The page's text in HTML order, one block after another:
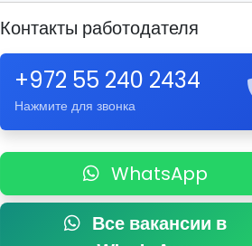
Контакты работодателя
+972 55 240 2434
Нажмите для звонка
WhatsApp
Все вакансии в